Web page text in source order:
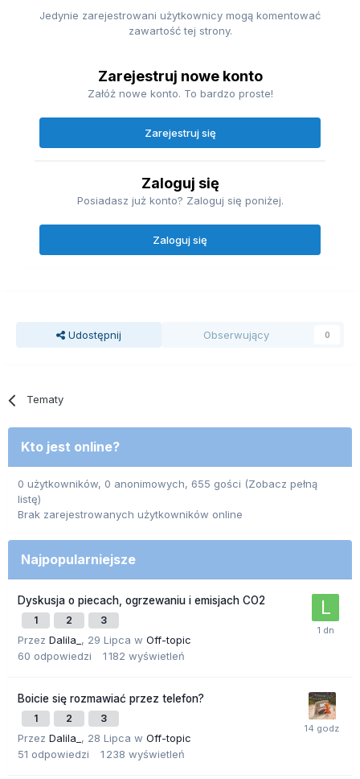
Jedynie zarejestrowani użytkownicy mogą komentować
zawartość tej strony.
Zarejestruj nowe konto
Załóż nowe konto. To bardzo proste!
Zarejestruj się
Zaloguj się
Posiadasz już konto? Zaloguj się poniżej.
Zaloguj się
Udostępnij Obserwujący 0
Tematy
Kto jest online?
0 użytkowników, 0 anonimowych, 655 gości (Zobacz pełną
listę)
Brak zarejestrowanych użytkowników online
Najpopularniejsze
Dyskusja o piecach, ogrzewaniu i emisjach CO2
1 2 3
Przez Dalila_ , 29 Lipca w Off-topic
60 odpowiedzi 1 182 wyświetleń
Boicie się rozmawiać przez telefon?
1 2 3
Przez Dalila_ , 28 Lipca w Off-topic
51 odpowiedzi 1 238 wyświetleń